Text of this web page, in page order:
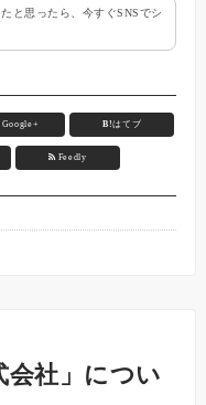
と思ったら、今すぐSNSでシ
Google+ B!はてブ
Feedly
会社」につい